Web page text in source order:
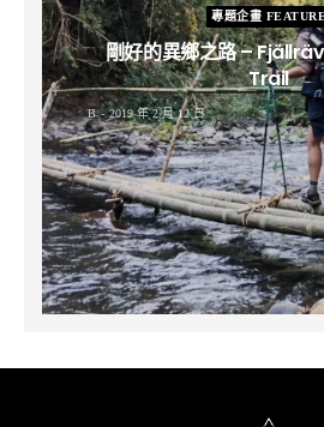
專題企畫
剛好的異鄉之路 –
Trail
B 2019 年 2 月 12 日